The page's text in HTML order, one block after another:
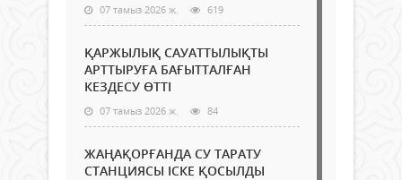
07 тамыз 2026 ж. 619
ҚАРЖЫЛЫҚ САУАТТЫЛЫҚТЫ
АРТТЫРУҒА БАҒЫТТАЛҒАН
КЕЗДЕСУ ӨТТІ
07 тамыз 2026 ж. 84
ЖАҢАҚОРҒАНДА СУ ТАРАТУ
СТАНЦИЯСЫ ІСКЕ ҚОСЫЛДЫ